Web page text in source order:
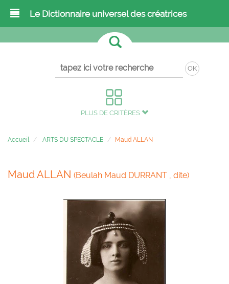
Le Dictionnaire universel des créatrices
OK
PLUS DE CRITÈRES
Accueil ARTS DU SPECTACLE Maud ALLAN
Maud ALLAN (Beulah Maud DURRANT , dite)